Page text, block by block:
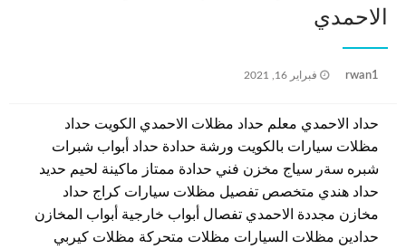
الاحمدي
rwan1
نُشر
فبراير 16, 2021
حداد الاحمدي معلم حداد مظلات الاحمدي الكويت حداد
مظلات سيارات بالكويت ورشة حدادة حداد أبواب شبرات
شبره سةر سياج مخزن فني حدادة ممتاز ماكينة لحيم حديد
حداد هندي متخصص تفصيل مظلات سيارات كراج حداد
مخازن مجددة الاحمدي تفصال أبواب خارجية أبواب المخازن
حدادين مظلات السيارات مظلات متحركة مظلات كيربي